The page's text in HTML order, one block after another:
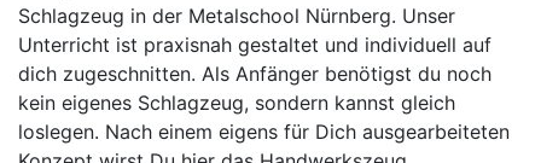
Schlagzeug in der Metalschool Nürnberg. Unser
Unterricht ist praxisnah gestaltet und individuell auf
dich zugeschnitten. Als Anfänger benötigst du noch
kein eigenes Schlagzeug, sondern kannst gleich
loslegen. Nach einem eigens für Dich ausgearbeiteten